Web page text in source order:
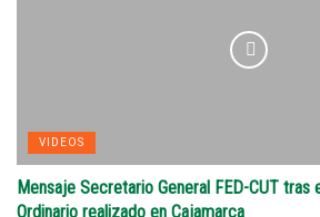
VIDEOS
Mensaje Secretario General FED-CUT tras
Ordinario realizado en Cajamarca